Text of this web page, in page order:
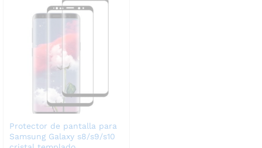
Protector de pantalla para
Samsung Galaxy s8/s9/s10